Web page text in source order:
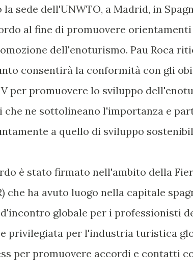
la sede dell'UNWTO, a Madrid, in
al fine di promuovere
dell'enoturismo. Pau Roca
consentirà la conformità con gli
per promuovere lo sviluppo
ne sottolineano l'importanza e
a quello di sviluppo
è stato firmato nell'ambito della
che ha avuto luogo nella capitale
globale per i professionisti
privilegiata per l'industria turistica
per promuovere accordi e contatti